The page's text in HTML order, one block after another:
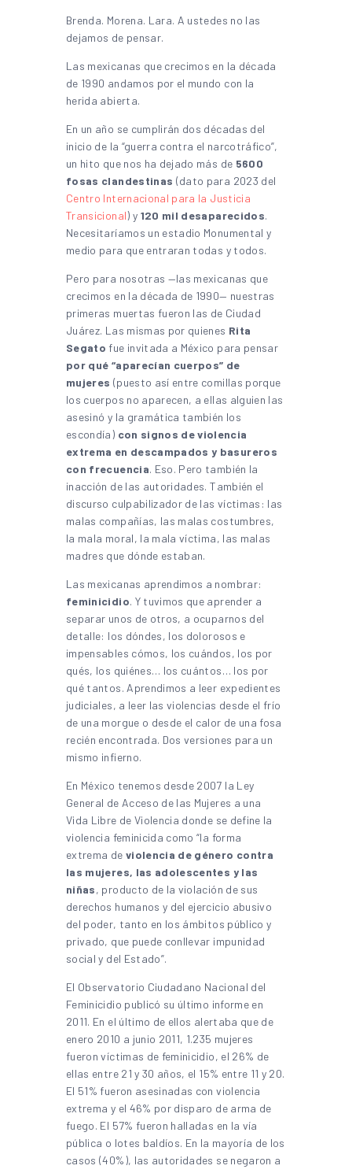
Brenda. Morena. Lara. A ustedes no las
dejamos de pensar.
Las mexicanas que crecimos en la década
de 1990 andamos por el mundo con la
herida abierta.
En un año se cumplirán dos décadas del
inicio de la “guerra contra el narcotráfico”,
un hito que nos ha dejado más de 5600
fosas clandestinas (dato para 2023 del
Centro Internacional para la Justicia
Transicional) y 120 mil desaparecidos.
Necesitaríamos un estadio Monumental y
medio para que entraran todas y todos.
Pero para nosotras —las mexicanas que
crecimos en la década de 1990— nuestras
primeras muertas fueron las de Ciudad
Juárez. Las mismas por quienes Rita
Segato fue invitada a México para pensar
por qué “aparecían cuerpos” de
mujeres (puesto así entre comillas porque
los cuerpos no aparecen, a ellas alguien las
asesinó y la gramática también los
escondía) con signos de violencia
extrema en descampados y basureros
con frecuencia. Eso. Pero también la
inacción de las autoridades. También el
discurso culpabilizador de las víctimas: las
malas compañías, las malas costumbres,
la mala moral, la mala víctima, las malas
madres que dónde estaban.
Las mexicanas aprendimos a nombrar:
feminicidio. Y tuvimos que aprender a
separar unos de otros, a ocuparnos del
detalle: los dóndes, los dolorosos e
impensables cómos, los cuándos, los por
qués, los quiénes… los cuántos… los por
qué tantos. Aprendimos a leer expedientes
judiciales, a leer las violencias desde el frío
de una morgue o desde el calor de una fosa
recién encontrada. Dos versiones para un
mismo infierno.
En México tenemos desde 2007 la Ley
General de Acceso de las Mujeres a una
Vida Libre de Violencia donde se define la
violencia feminicida como “la forma
extrema de violencia de género contra
las mujeres, las adolescentes y las
niñas, producto de la violación de sus
derechos humanos y del ejercicio abusivo
del poder, tanto en los ámbitos público y
privado, que puede conllevar impunidad
social y del Estado”.
El Observatorio Ciudadano Nacional del
Feminicidio publicó su último informe en
2011. En el último de ellos alertaba que de
enero 2010 a junio 2011, 1.235 mujeres
fueron víctimas de feminicidio, el 26% de
ellas entre 21 y 30 años, el 15% entre 11 y 20.
El 51% fueron asesinadas con violencia
extrema y el 46% por disparo de arma de
fuego. El 57% fueron halladas en la vía
pública o lotes baldíos. En la mayoría de los
casos (40%), las autoridades se negaron a